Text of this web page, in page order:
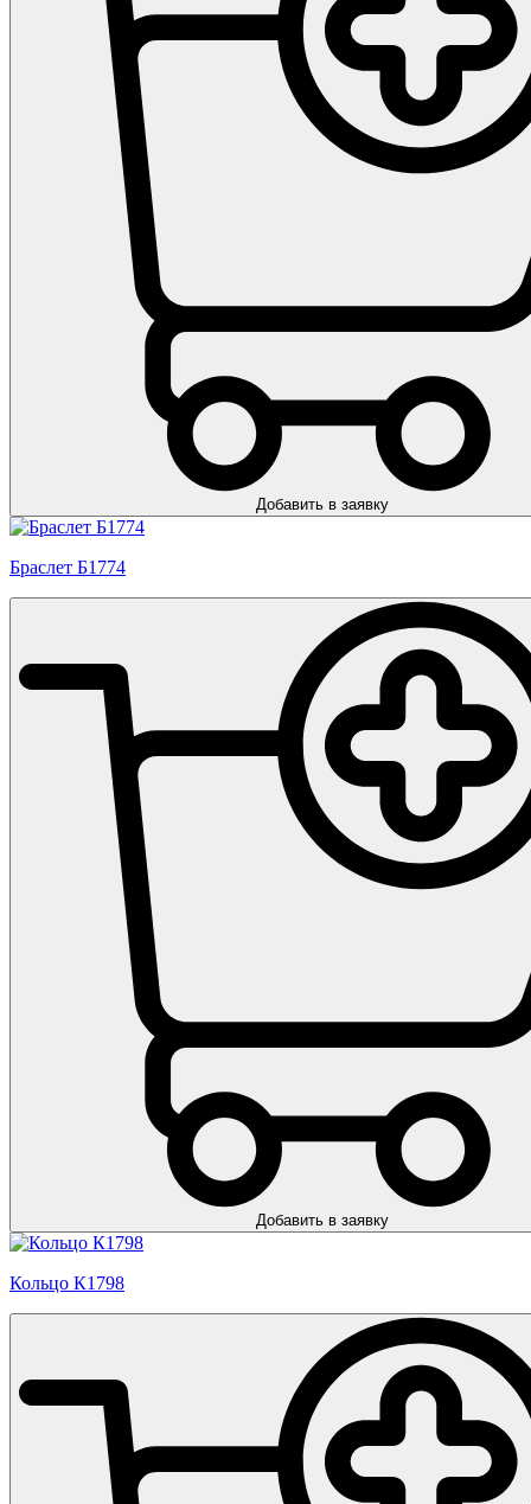
Добавить в заявку
Браслет Б1774
Добавить в заявку
Кольцо К1798